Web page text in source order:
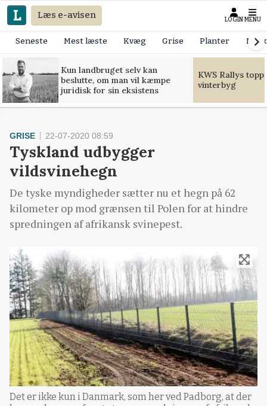
Læs e-avisen LOGIN MENU
Seneste Mest læste Kvæg Grise Planter
Kun landbruget selv kan
beslutte, om man vil kæmpe
juridisk for sin eksistens
KWS Rallys
vinterbyg
GRISE 22-07-2020 08:59
Tyskland udbygger
vildsvinehegn
De tyske myndigheder sætter nu et hegn på 62
kilometer op mod grænsen til Polen for at hindre
spredningen af afrikansk svinepest.
Det er ikke kun i Danmark, som her ved Padborg, at der